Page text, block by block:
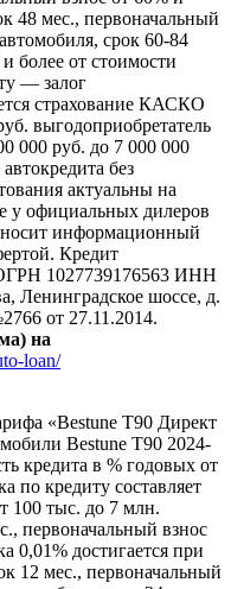
48 мес., первоначальный
срок 60-84
более от стоимости
— залог
страхование КАСКО
выгодоприобретатель
000 руб. до 7 000 000
без
актуальны на
у официальных дилеров
информационный
Кредит
1027739176563 ИНН
Ленинградское шоссе, д.
от 27.11.2014.
на
loan/
«Bestune T90 Директ
Bestune T90 2024-
кредита в % годовых от
по кредиту составляет
100 тыс. до 7 млн.
первоначальный взнос
0,01% достигается при
12 мес., первоначальный